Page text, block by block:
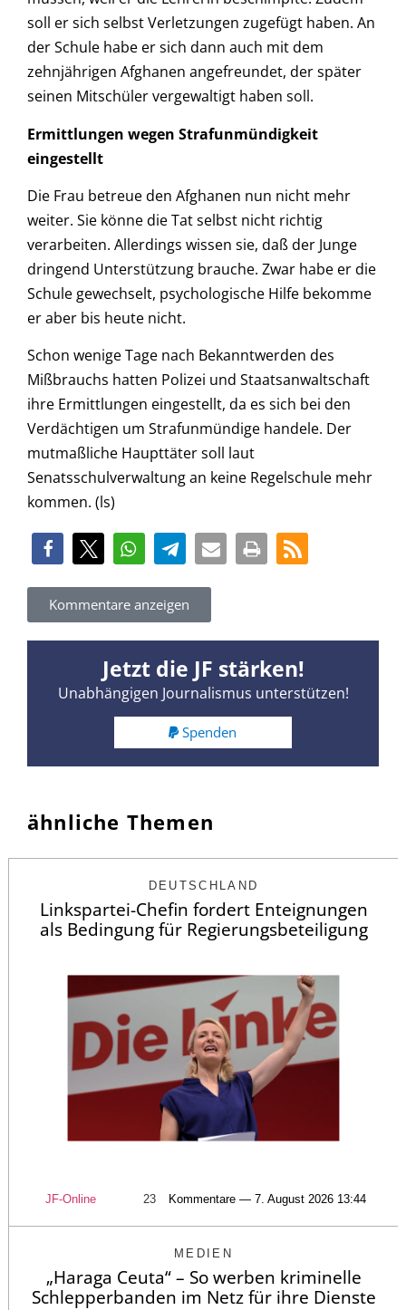
soll er sich selbst Verletzungen zugefügt haben. An
der Schule habe er sich dann auch mit dem
zehnjährigen Afghanen angefreundet, der später
seinen Mitschüler vergewaltigt haben soll.
Ermittlungen wegen Strafunmündigkeit
eingestellt
Die Frau betreue den Afghanen nun nicht mehr
weiter. Sie könne die Tat selbst nicht richtig
verarbeiten. Allerdings wissen sie, daß der Junge
dringend Unterstützung brauche. Zwar habe er die
Schule gewechselt, psychologische Hilfe bekomme
er aber bis heute nicht.
Schon wenige Tage nach Bekanntwerden des
Mißbrauchs hatten Polizei und Staatsanwaltschaft
ihre Ermittlungen eingestellt, da es sich bei den
Verdächtigen um Strafunmündige handele. Der
mutmaßliche Haupttäter soll laut
Senatsschulverwaltung an keine Regelschule mehr
kommen. (ls)
Kommentare anzeigen
Jetzt die JF stärken!
Unabhängigen Journalismus unterstützen!
Spenden
ähnliche Themen
DEUTSCHLAND
Linkspartei-Chefin fordert Enteignungen
als Bedingung für Regierungsbeteiligung
JF-Online 23 Kommentare — 7. August 2026 13:44
MEDIEN
„Haraga Ceuta“ – So werben kriminelle
Schlepperbanden im Netz für ihre Dienste